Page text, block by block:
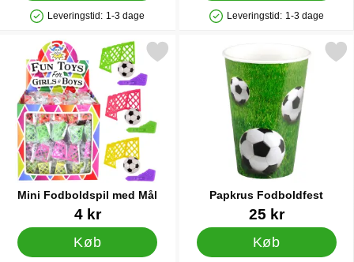
Produkttilgængelighed: På lager
Leveringstid: 1-3 dage
Produkttilgængelighed: På lager
Leveringstid: 1-3 dage
Mini Fodboldspil med Mål
Varenr 144444 kr
Køb
Markér mini Fodboldspil med Mål som favorit
Papkrus Fodboldfest
Varenr 3623025 kr
Køb
Markér papkrus